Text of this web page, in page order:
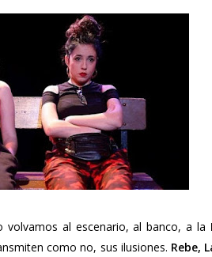
volvamos al escenario, al banco, a la
como no, sus ilusiones. Rebe,